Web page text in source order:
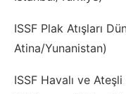
ISSF Plak Atışları
Atina/Yunanistan)
ISSF Havalı ve